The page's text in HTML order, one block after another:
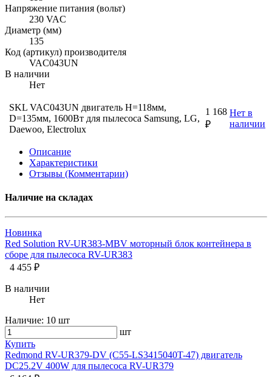
Напряжение питания (вольт)
230 VAC
Диаметр (мм)
135
Код (артикул) производителя
VAC043UN
В наличии
Нет
SKL VAC043UN двигатель H=118мм,
D=135мм, 1600Вт для пылесоса Samsung, LG,
Daewoo, Electrolux
1 168
₽
Нет в
наличии
Описание
Характеристики
Отзывы (Комментарии)
Наличие на складах
Новинка
Red Solution RV-UR383-MBV моторный блок контейнера в
сборе для пылесоса RV-UR383
4 455 ₽
В наличии
Нет
Наличие: 10 шт
шт
Купить
Redmond RV-UR379-DV (C55-LS3415040T-47) двигатель
DC25.2V 400W для пылесоса RV-UR379